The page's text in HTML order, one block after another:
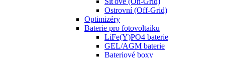
Ostrovní (Off-Grid)
Optimizéry
Baterie pro fotovoltaiku
LiFe(Y)PO4 baterie
GEL/AGM baterie
Bateriové boxy